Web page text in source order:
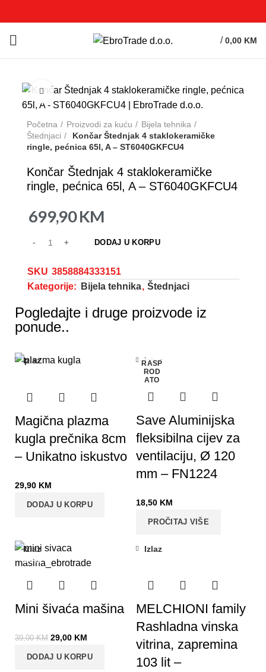
/ 0,00 KM
Click to enlarge
Početna Proizvodi za kuću
Bijela tehnika
Štednjaci
Končar Štednjak 4 staklokeramičke
ringle, pećnica 65l, A – ST6040GKFCU4
Končar Štednjak 4 staklokeramičke
ringle, pećnica 65l, A – ST6040GKFCU4
699,90KM
DODAJ U KORPU
SKU 3858884333151
Kategorije:
Bijela tehnika, Štednjaci
Pogledajte i druge proizvode iz
ponude..
Izlaz
Magična plazma
kugla prečnika 8cm
– Unikatno iskustvo
29,90 KM
DODAJ U KORPU
RASP
ROD
ATO
Izlaz
Save Aluminijska
fleksibilna cijev za
ventilaciju, Ø 120
mm – FN1224
18,50 KM
PROČITAJ VIŠE
-26%
Izlaz
Mini šivaća mašina
39,00KM 29,00 KM
DODAJ U KORPU
Izlaz
MELCHIONI family
Rashladna vinska
vitrina, zapremina
103 lit –